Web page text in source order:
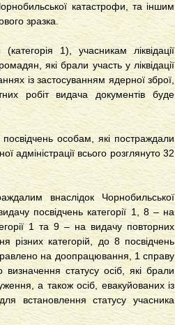
катастрофи, та іншим
зразка.
1), учасникам ліквідації
які брали участь у ліквідації
із застосуванням ядерної зброї,
робіт видача документів буде
посвідчень особам, які постраждали
адміністрації всього розглянуто 32
внаслідок Чорнобильської
посвідчень категорії 1, 8 – на
1 та 9 – на видачу повторних
різних категорій, до 8 посвідчень
на доопрацювання, 1 справу
статусу осіб, які брали
а також осіб, евакуйованих із
встановлення статусу учасника